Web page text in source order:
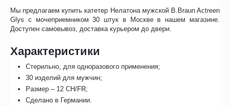
Мы предлагаем купить катетер Нелатона мужской B.Braun Actreen
Glys с мочеприемником 30 штук в Москве в нашем магазине.
Доступен самовывоз, доставка курьером до двери.
Характеристики
Стерильно, для одноразового применения;
30 изделий для мужчин;
Размер – 12 CH/FR;
Сделано в Германии.